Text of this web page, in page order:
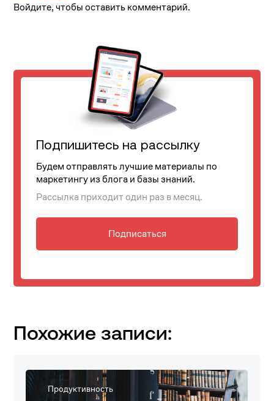
Войдите, чтобы оставить комментарий.
Подпишитесь на рассылку
Будем отправлять лучшие материалы по
маркетингу из блога и базы знаний.
Рассылка приходит один раз в месяц.
Подписаться
Похожие записи:
Продуктивность